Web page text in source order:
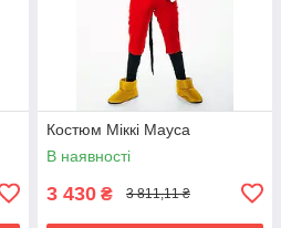
Костюм Міккі Мауса
В наявності
3 430 ₴ 3 811,11 ₴